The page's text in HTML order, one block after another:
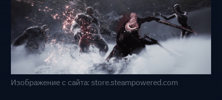
Изображение с сайта: store.steampowered.com